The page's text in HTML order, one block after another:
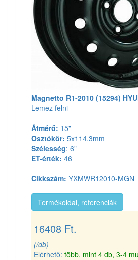
Magnetto R1-2010 (15294)
Lemez felni
Átmérő: 15"
Osztókör: 5x114.3mm
Szélesség: 6"
ET-érték: 46
Cikkszám: YXMWR12010-MGN
Termékoldal, referenciák
16408 Ft.
(/db)
Elérhető: több, mint 4 db, 3-4